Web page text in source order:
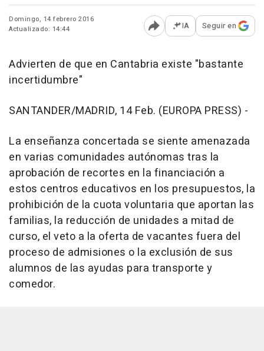
Domingo, 14 febrero 2016
Actualizado: 14:44
Abrir opciones para
IA Seguir en
Advierten de que en Cantabria existe "bastante
incertidumbre"
SANTANDER/MADRID, 14 Feb. (EUROPA PRESS) -
La enseñanza concertada se siente amenazada
en varias comunidades autónomas tras la
aprobación de recortes en la financiación a
estos centros educativos en los presupuestos, la
prohibición de la cuota voluntaria que aportan las
familias, la reducción de unidades a mitad de
curso, el veto a la oferta de vacantes fuera del
proceso de admisiones o la exclusión de sus
alumnos de las ayudas para transporte y
comedor.